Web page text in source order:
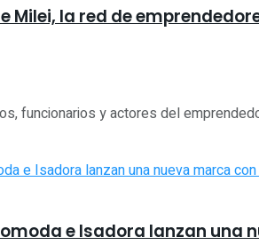
Milei, la red de
funcionarios y actores del
e Isadora lanzan